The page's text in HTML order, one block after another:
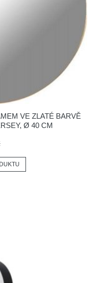
VE ZLATÉ BARVĚ
Ø 40 CM